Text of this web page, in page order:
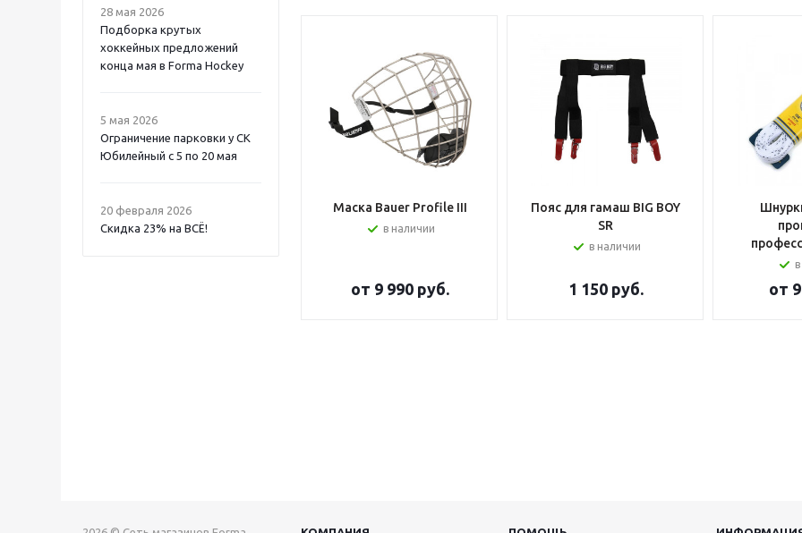
28 мая 2026
Подборка крутых
хоккейных предложений
конца мая в Forma Hockey
5 мая 2026
Ограничение парковки у СК
Юбилейный с 5 по 20 мая
20 февраля 2026
Скидка 23% на ВСË!
Маска Bauer Profile III
в наличии
от 9 990 руб.
Пояс для гамаш BIG BOY
SR
в наличии
1 150руб. от